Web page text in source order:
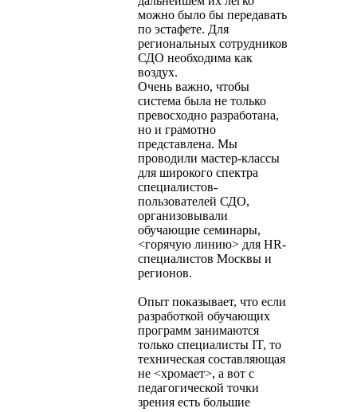
можно было бы передавать
по эстафете. Для
региональных сотрудников
СДО необходима как
воздух.
Очень важно, чтобы
система была не только
превосходно разработана,
но и грамотно
представлена. Мы
проводили мастер-классы
для широкого спектра
специалистов-
пользователей СДО,
организовывали
обучающие семинары,
<горячую линию> для HR-
специалистов Москвы и
регионов.
Опыт показывает, что если
разработкой обучающих
программ занимаются
только специалисты IT, то
техническая составляющая
не <хромает>, а вот с
педагогической точки
зрения есть большие